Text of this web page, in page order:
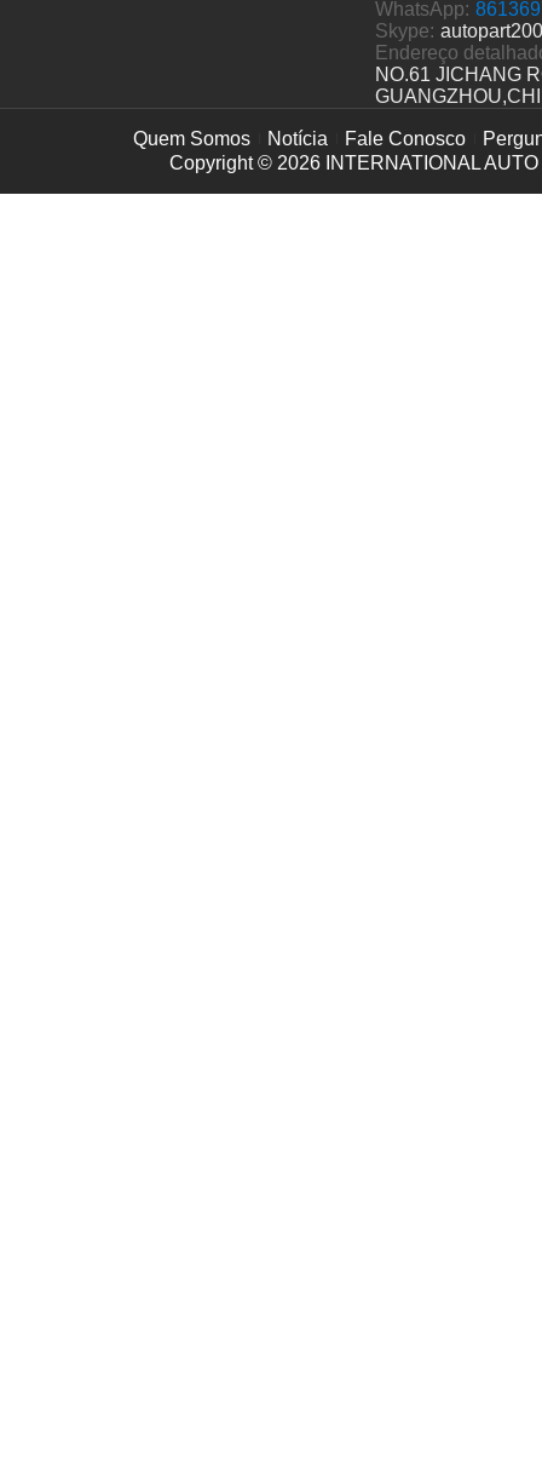
WhatsApp:
Skype:
Endereço
NO.61 JICHANG
Quem Somos Notícia Fale Conosco
Copyright © 2026 INTERNATIONAL